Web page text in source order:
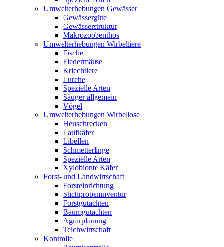
Umwelterhebungen Gewässer
Gewässergüte
Gewässerstruktur
Makrozoobenthos
Umwelterhebungen Wirbeltiere
Fische
Fledermäuse
Kriechtiere
Lurche
Spezielle Arten
Säuger allgemein
Vögel
Umwelterhebungen Wirbellose
Heuschrecken
Laufkäfer
Libellen
Schmetterlinge
Spezielle Arten
Xylobionte Käfer
Forst- und Landwirtschaft
Forsteinrichtung
Stichprobeninventur
Forstgutachten
Baumgutachten
Agrarplanung
Teichwirtschaft
Kontrolle